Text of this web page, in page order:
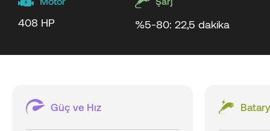
408 HP %5-80: 22,5 dakika
Güç ve Hız